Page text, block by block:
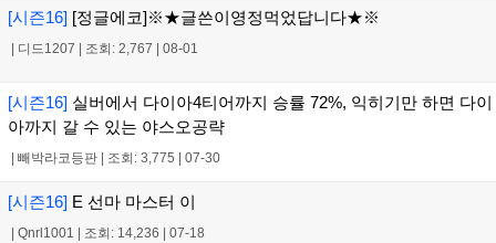
[시즌16] [정글에코]※★글쓴이영정먹었답니다★※
디드1207 조회: 2,767 08-01
[시즌16] 실버에서 다이아4티어까지 승률 72%, 익히기만 하면 다이
아까지 갈 수 있는 야스오공략
빼박라코등판 조회: 3,775 07-30
[시즌16] E 선마 마스터 이
Qnrl1001 조회: 14,236 07-18